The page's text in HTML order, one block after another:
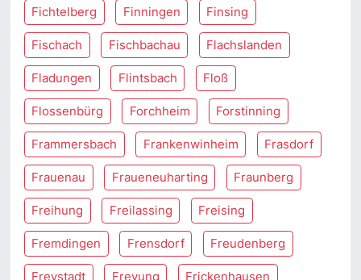
Fichtelberg Finningen Finsing
Fischach Fischbachau Flachslanden
Fladungen Flintsbach Floß
Flossenbürg Forchheim Forstinning
Frammersbach Frankenwinheim Frasdorf
Frauenau Fraueneuharting Fraunberg
Freihung Freilassing Freising
Fremdingen Frensdorf Freudenberg
Freystadt Freyung Frickenhausen